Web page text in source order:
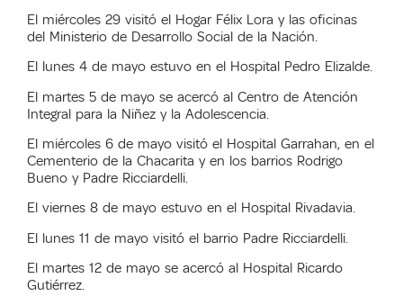
El miércoles 29 visitó el Hogar Félix Lora y las oficinas
del Ministerio de Desarrollo Social de la Nación.
El lunes 4 de mayo estuvo en el Hospital Pedro Elizalde.
El martes 5 de mayo se acercó al Centro de Atención
Integral para la Niñez y la Adolescencia.
El miércoles 6 de mayo visitó el Hospital Garrahan, en el
Cementerio de la Chacarita y en los barrios Rodrigo
Bueno y Padre Ricciardelli.
El viernes 8 de mayo estuvo en el Hospital Rivadavia.
El lunes 11 de mayo visitó el barrio Padre Ricciardelli.
El martes 12 de mayo se acercó al Hospital Ricardo
Gutiérrez.